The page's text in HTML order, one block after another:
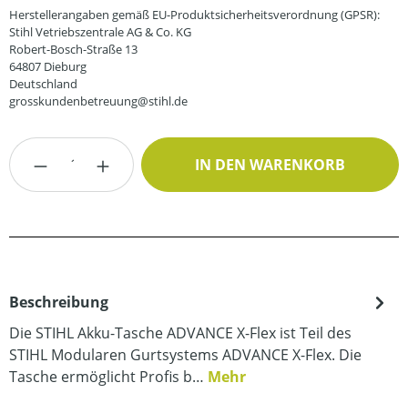
Herstellerangaben gemäß EU-Produktsicherheitsverordnung (GPSR):
Stihl Vetriebszentrale AG & Co. KG
Robert-Bosch-Straße 13
64807 Dieburg
Deutschland
grosskundenbetreuung@stihl.de
Produkt Anzahl: Gib den gewünschten
IN DEN WARENKORB
Beschreibung
Die STIHL Akku-Tasche ADVANCE X-Flex ist Teil des
STIHL Modularen Gurtsystems ADVANCE X-Flex. Die
Tasche ermöglicht Profis b… Mehr